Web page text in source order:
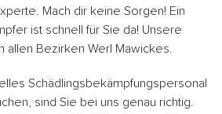
Mach dir keine Sorgen! Ein
ist schnell für Sie da! Unsere
allen Bezirken Werl Mawickes.
Schädlingsbekämpfungspersonal
sind Sie bei uns genau richtig.